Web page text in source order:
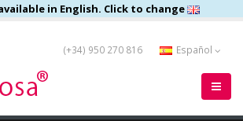
in English. Click to change
(+34) 950 270 816 Español